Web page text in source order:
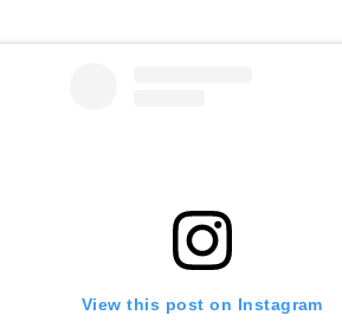
View this post on Instagram